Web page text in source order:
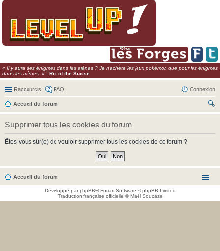
« Il y aura des énigmes dans les arènes ? Je n'achète les jeux pokémon que pour les énigmes
dans les arènes. » - Roi of the Suisse
Raccourcis FAQ Connexion
Accueil du forum
ec
Supprimer tous les cookies du forum
Êtes-vous sûr(e) de vouloir supprimer tous les cookies de ce forum ?
Accueil du forum
Développé parphpBB® Forum Software © phpBB Limited
Traduction française officielle ©Maël Soucaze